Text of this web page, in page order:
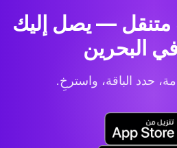
— يصل إليك
البحرين
حدد الباقة، واسترخِ.